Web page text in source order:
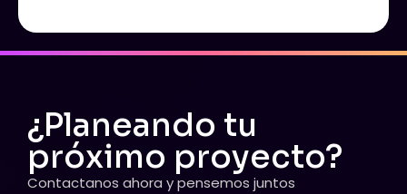
¿Planeando tu
próximo proyecto?
Contactanos ahora y pensemos juntos